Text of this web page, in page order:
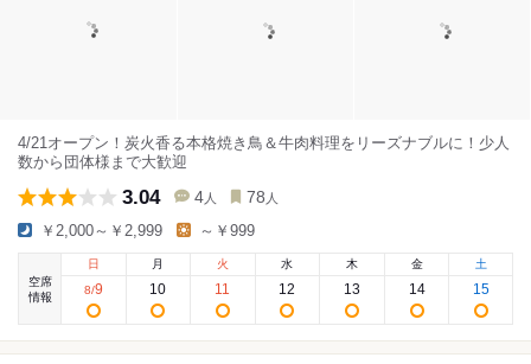
4/21オープン！炭火香る本格焼き鳥＆牛肉料理をリーズナブルに！少人
数から団体様まで大歓迎
3.04 4 人 78 人
￥2,000～￥2,999 ～￥999
空席
情報
日
8/9
月
10
火
11
水
12
木
13
金
14
土
15